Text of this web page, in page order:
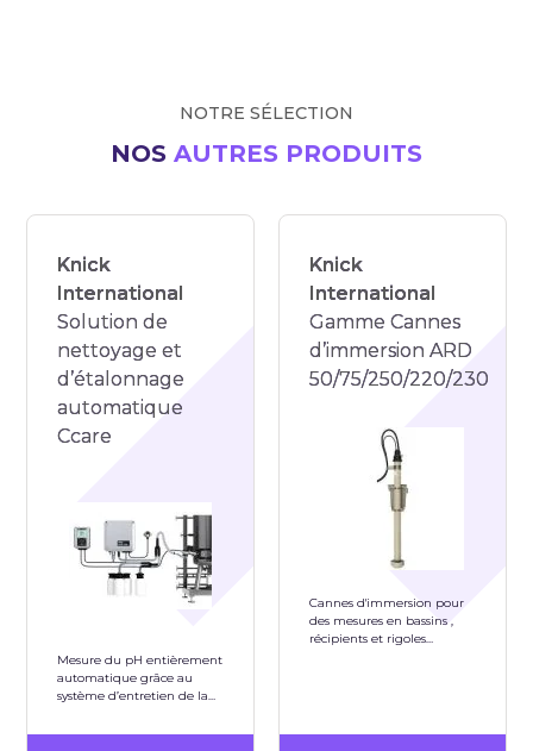
NOTRE SÉLECTION
NOS AUTRES PRODUITS
Knick
International
Solution de
nettoyage et
d’étalonnage
automatique
Ccare
Mesure du pH entièrement
automatique grâce au
système d’entretien de la
Knick
International
Gamme Cannes
d’immersion ARD
50/75/250/220/230
Cannes d'immersion pour
des mesures en bassins ,
récipients et rigoles